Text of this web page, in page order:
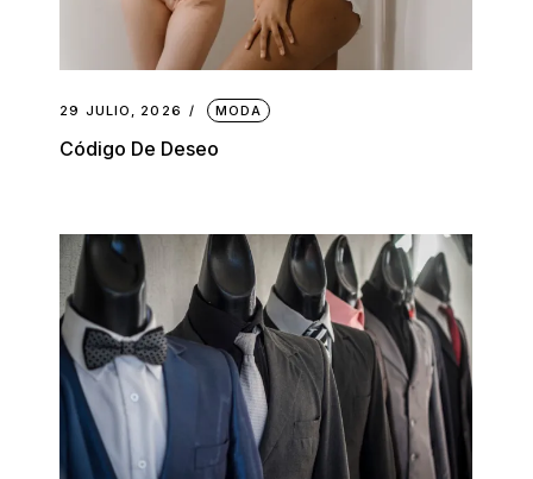
29 JULIO, 2026 MODA
Código De Deseo